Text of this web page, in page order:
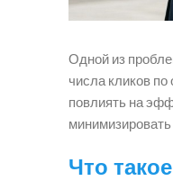
Одной из
числа кликов
повлиять на
Что